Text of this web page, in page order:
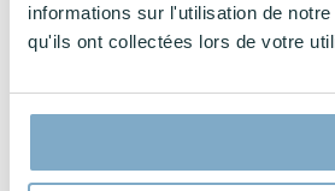
informations sur l'utilisation de
qu'ils ont collectées lors de votre